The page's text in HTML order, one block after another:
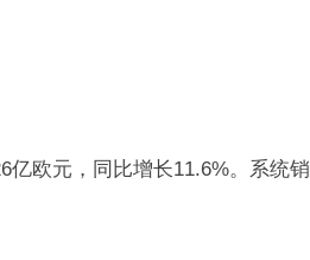
亿欧元，同比增长11.6%。系统销